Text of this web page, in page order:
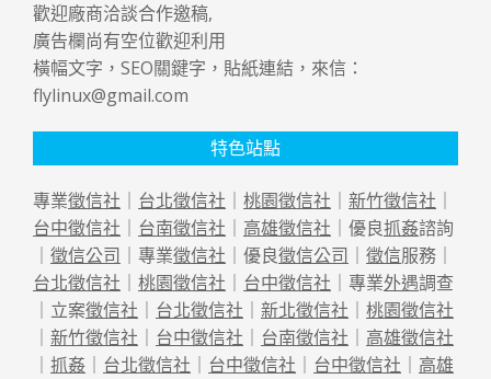
歡迎廠商洽談合作邀稿,
廣告欄尚有空位歡迎利用
橫幅文字，SEO關鍵字，貼紙連結，來信：
flylinux@gmail.com
特色站點
專業徵信社 台北徵信社 桃園徵信社 新竹徵信社
台中徵信社
台南徵信社 高雄徵信社 ｜優良抓姦諮詢
徵信公司 ｜專業徵信社 ｜優良徵信公司 徵信服務｜
台北徵信社
桃園徵信社 台中徵信社 ｜專業外遇調查
｜立案徵信社 台北徵信社 新北徵信社
桃園徵信社
新竹徵信社 台中徵信社 台南徵信社
高雄徵信社
抓姦 台北徵信社 台中徵信社 台中徵信社
高雄